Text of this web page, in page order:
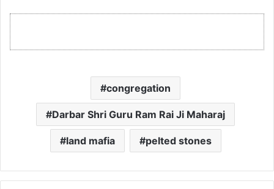
congregation
Darbar Shri Guru Ram Rai Ji Maharaj
land mafia pelted stones